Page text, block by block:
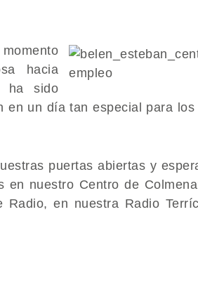
hacia
ha sido
en un día tan especial para los
puertas abiertas y
en nuestro Centro de
Radio, en nuestra Radio